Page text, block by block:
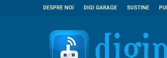
DESPRE NOI DIGI GARAGE SUSTINE